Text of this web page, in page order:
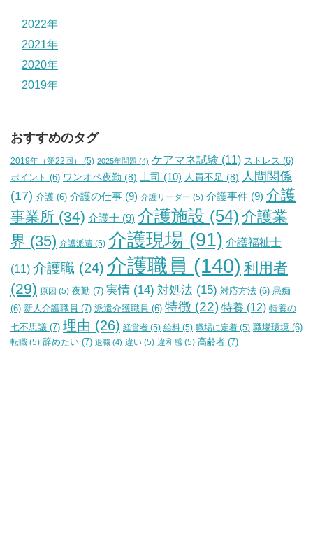
2022年
2021年
2020年
2019年
おすすめのタグ
2019年（第22回） (5) 2025年問題 (4) ケアマネ試験 (11) ストレス (6)
ポイント (6) ワンオペ夜勤 (8) 上司 (10) 人員不足 (8) 人間関係
(17) 介護 (6) 介護の仕事 (9) 介護リーダー (5) 介護事件 (9) 介護
事業所 (34) 介護士 (9) 介護施設 (54) 介護業
界 (35) 介護派遣 (5) 介護現場 (91) 介護福祉士
(11) 介護職 (24) 介護職員 (140) 利用者
(29) 原因 (5) 夜勤 (7) 実情 (14) 対処法 (15) 対応方法 (6) 愚痴
(6) 新人介護職員 (7) 派遣介護職員 (6) 特徴 (22) 特養 (12) 特養の
七不思議 (7) 理由 (26) 経営者 (5) 給料 (5) 職場に定着 (5) 職場環境 (6)
転職 (5) 辞めたい (7) 退職 (4) 違い (5) 違和感 (5) 高齢者 (7)